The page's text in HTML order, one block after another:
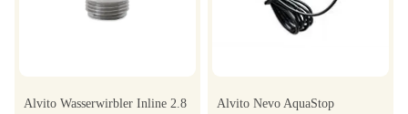
Alvito Wasserwirbler Inline 2.8 Alvito Nevo AquaStop